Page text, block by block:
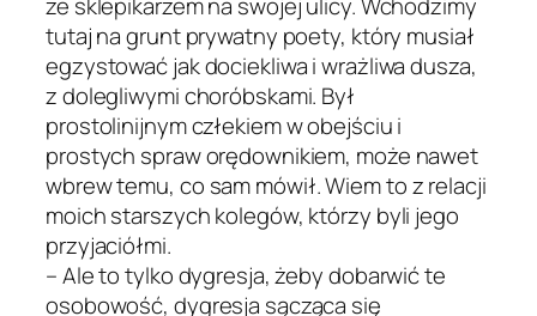
tutaj na grunt prywatny poety, który musiał
egzystować jak dociekliwa i wrażliwa dusza,
z dolegliwymi choróbskami. Był
prostolinijnym człekiem w obejściu i
prostych spraw orędownikiem, może nawet
wbrew temu, co sam mówił. Wiem to z relacji
moich starszych kolegów, którzy byli jego
przyjaciółmi.
– Ale to tylko dygresja, żeby dobarwić te
osobowość, dygresja sącząca się